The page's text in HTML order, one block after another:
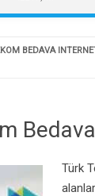
BEDAVA
Türk